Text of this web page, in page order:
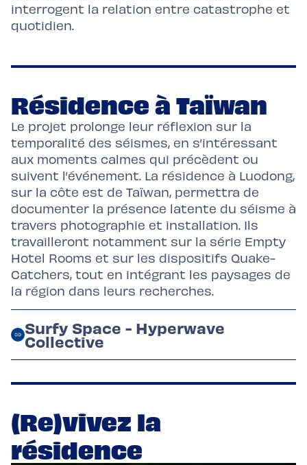
interrogent la relation entre catastrophe et
quotidien.
Résidence à Taïwan
Le projet prolonge leur réflexion sur la
temporalité des séismes, en s’intéressant
aux moments calmes qui précèdent ou
suivent l’événement. La résidence à Luodong,
sur la côte est de Taïwan, permettra de
documenter la présence latente du séisme à
travers photographie et installation. Ils
travailleront notamment sur la série Empty
Hotel Rooms et sur les dispositifs Quake-
Catchers, tout en intégrant les paysages de
la région dans leurs recherches.
Surfy Space - Hyperwave
Collective
(Re)vivez la
résidence